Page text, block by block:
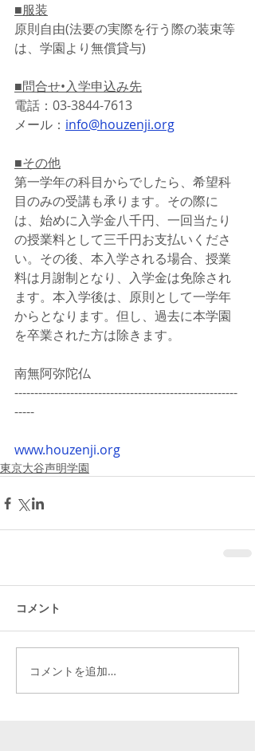
■服装
原則自由(法要の実際を行う際の装束等
は、学園より無償貸与)
■問合せ•入学申込み先
電話：03-3844-7613
メール： info@houzenji.org
■その他
第一学年の科目からでしたら、希望科
目のみの受講も承ります。その際に
は、始めに入学金八千円、一回当たり
の授業料として三千円お支払いくださ
い。その後、本入学される場合、授業
料は月謝制となり、入学金は免除され
ます。本入学後は、原則として一学年
からとなります。但し、過去に本学園
を卒業された方は除きます。
南無阿弥陀仏
--------------------------------------------------------
-----
www.houzenji.org
東京大谷声明学園
コメント
コメントを追加…